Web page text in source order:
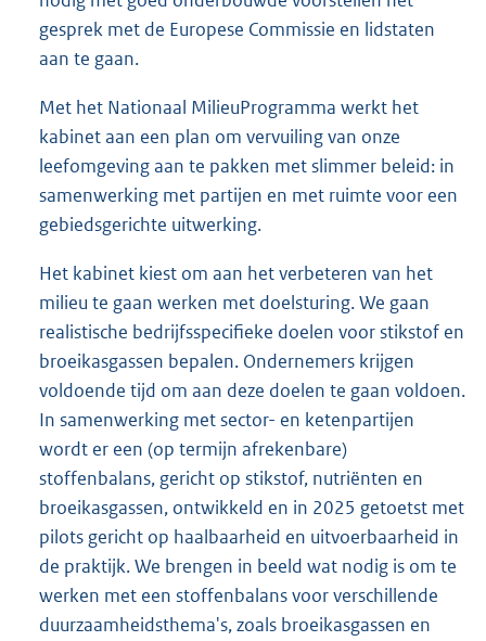
gesprek met de Europese Commissie en lidstaten
aan te gaan.
Met het Nationaal MilieuProgramma werkt het
kabinet aan een plan om vervuiling van onze
leefomgeving aan te pakken met slimmer beleid: in
samenwerking met partijen en met ruimte voor een
gebiedsgerichte uitwerking.
Het kabinet kiest om aan het verbeteren van het
milieu te gaan werken met doelsturing. We gaan
realistische bedrijfsspecifieke doelen voor stikstof en
broeikasgassen bepalen. Ondernemers krijgen
voldoende tijd om aan deze doelen te gaan voldoen.
In samenwerking met sector- en ketenpartijen
wordt er een (op termijn afrekenbare)
stoffenbalans, gericht op stikstof, nutriënten en
broeikasgassen, ontwikkeld en in 2025 getoetst met
pilots gericht op haalbaarheid en uitvoerbaarheid in
de praktijk. We brengen in beeld wat nodig is om te
werken met een stoffenbalans voor verschillende
duurzaamheidsthema's, zoals broeikasgassen en